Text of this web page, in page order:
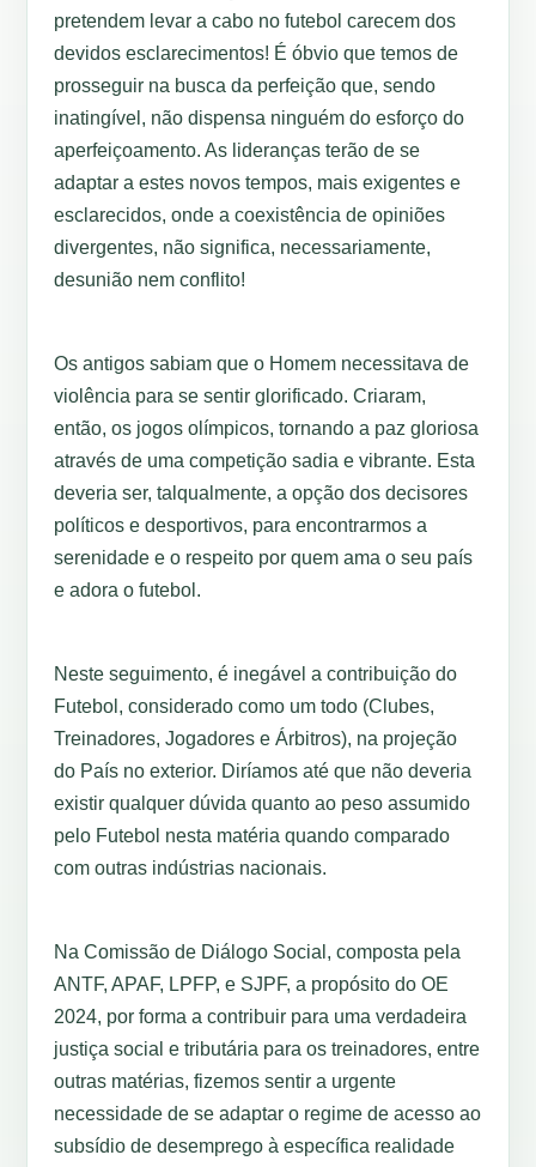
pretendem levar a cabo no futebol carecem dos
devidos esclarecimentos! É óbvio que temos de
prosseguir na busca da perfeição que, sendo
inatingível, não dispensa ninguém do esforço do
aperfeiçoamento. As lideranças terão de se
adaptar a estes novos tempos, mais exigentes e
esclarecidos, onde a coexistência de opiniões
divergentes, não significa, necessariamente,
desunião nem conflito!
Os antigos sabiam que o Homem necessitava de
violência para se sentir glorificado. Criaram,
então, os jogos olímpicos, tornando a paz gloriosa
através de uma competição sadia e vibrante. Esta
deveria ser, talqualmente, a opção dos decisores
políticos e desportivos, para encontrarmos a
serenidade e o respeito por quem ama o seu país
e adora o futebol.
Neste seguimento, é inegável a contribuição do
Futebol, considerado como um todo (Clubes,
Treinadores, Jogadores e Árbitros), na projeção
do País no exterior. Diríamos até que não deveria
existir qualquer dúvida quanto ao peso assumido
pelo Futebol nesta matéria quando comparado
com outras indústrias nacionais.
Na Comissão de Diálogo Social, composta pela
ANTF, APAF, LPFP, e SJPF, a propósito do OE
2024, por forma a contribuir para uma verdadeira
justiça social e tributária para os treinadores, entre
outras matérias, fizemos sentir a urgente
necessidade de se adaptar o regime de acesso ao
subsídio de desemprego à específica realidade